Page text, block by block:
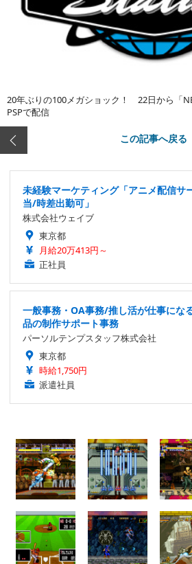
20年ぶりの100メガショック！ 22日から「
PSPで配信
この記事へ戻る
未経験マーケティング「アニメ配信サ
当/時差出勤可」
株式会社ウェイブ
東京都
月給20万413円～
正社員
一般事務・OA事務/推し活が仕事にな
品の制作サポート事務
パーソルテンプスタッフ株式会社
東京都
時給1,750円
派遣社員